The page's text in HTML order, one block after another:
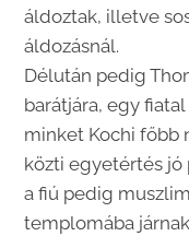
áldoztak, illetve
áldozásnál.
Délután pedig
barátjára, egy
minket Kochi főbb
közti egyetértés jó
a fiú pedig
templomába